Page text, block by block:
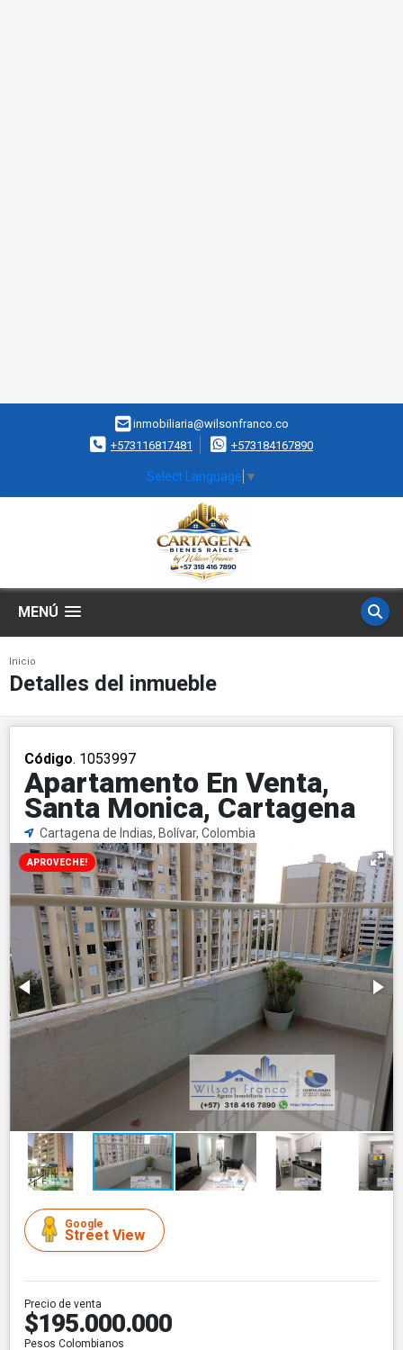
inmobiliaria@wilsonfranco.co
+573116817481
+573184167890
Select Language ▼
MENÚ
Inicio
Detalles del inmueble
Código. 1053997
Apartamento En Venta,
Santa Monica, Cartagena
Cartagena de Indias, Bolívar, Colombia
APROVECHE!
Google
Street View
Precio de venta
$195.000.000
Pesos Colombianos